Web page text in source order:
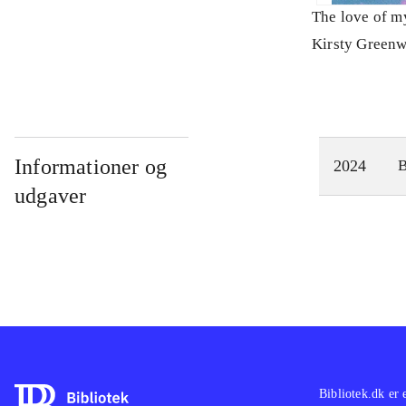
The love of
Kirsty
Informationer og
udgaver
2024
Bibliotek.dk er